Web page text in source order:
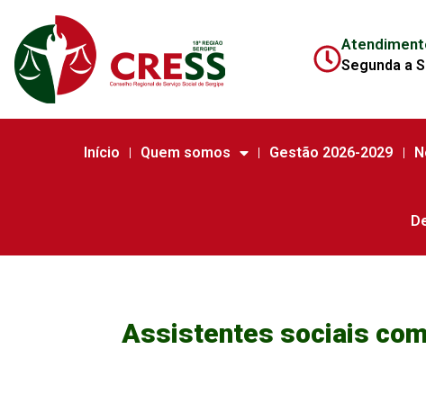
Segunda a
Início Quem somos Gestão 2026-2029
Assistentes sociais